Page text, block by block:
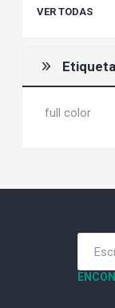
VER TODAS
full color